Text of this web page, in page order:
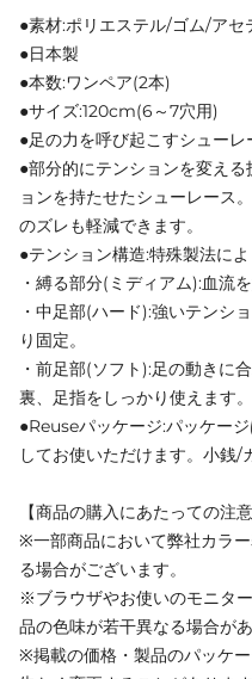
●素材:ポリエステル/ゴム/アセ
●日本製
●本数:ワンペア(2本)
●サイズ:120cm(6～7穴用)
●足の力を呼び起こすシューレ
●部分的にテンションを変え
ョンを持たせたシューレース
のズレも軽減できます。
●テンション構造:特殊製法に
・縛る部分(ミディアム):血流
・中足部(ハード):強いテンシ
り固定。
・前足部(ソフト):足の動きに
裏、足指をしっかり使えます。
●Reuseパッケージ:パッケー
してお使いただけます。小銭/
【商品の購入にあたっての注意
※一部商品において弊社カラ
る場合がございます。
※ブラウザやお使いのモニタ
品の色味が若干異なる場合があ
※掲載の価格・製品のパッケ